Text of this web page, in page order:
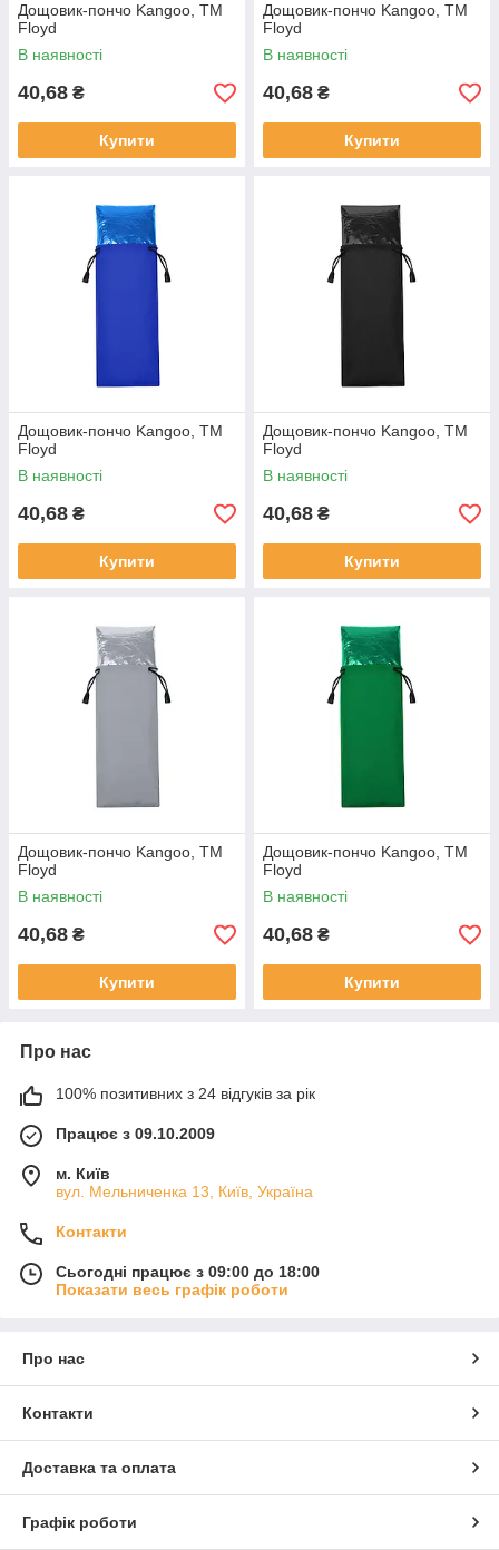
Дощовик-пончо Kangoo, TM
Floyd
В наявності
40,68 ₴
Купити
Дощовик-пончо Kangoo, TM
Floyd
В наявності
40,68 ₴
Купити
Дощовик-пончо Kangoo, TM
Floyd
В наявності
40,68 ₴
Купити
Дощовик-пончо Kangoo, TM
Floyd
В наявності
40,68 ₴
Купити
Дощовик-пончо Kangoo, TM
Floyd
В наявності
40,68 ₴
Купити
Дощовик-пончо Kangoo, TM
Floyd
В наявності
40,68 ₴
Купити
Про нас
100% позитивних з 24 відгуків за рік
Працює з 09.10.2009
м. Київ
вул. Мельниченка 13, Київ, Україна
Контакти
Сьогодні працює з 09:00 до 18:00
Показати весь графік роботи
Про нас
Контакти
Доставка та оплата
Графік роботи